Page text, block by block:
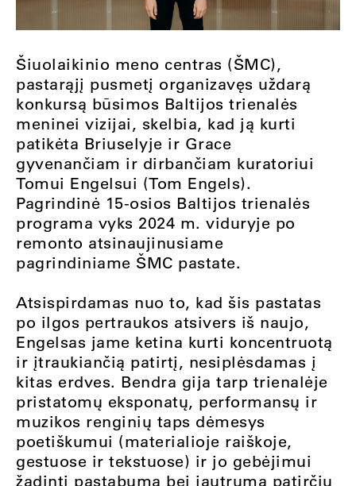
Šiuolaikinio meno centras (ŠMC),
pastarąjį pusmetį organizavęs uždarą
konkursą būsimos Baltijos trienalės
meninei vizijai, skelbia, kad ją kurti
patikėta Briuselyje ir Grace
gyvenančiam ir dirbančiam kuratoriui
Tomui Engelsui (Tom Engels).
Pagrindinė 15-osios Baltijos trienalės
programa vyks 2024 m. viduryje po
remonto atsinaujinusiame
pagrindiniame ŠMC pastate.
Atsispirdamas nuo to, kad šis pastatas
po ilgos pertraukos atsivers iš naujo,
Engelsas jame ketina kurti koncentruotą
ir įtraukiančią patirtį, nesiplėsdamas į
kitas erdves. Bendra gija tarp trienalėje
pristatomų eksponatų, performansų ir
muzikos renginių taps dėmesys
poetiškumui (materialioje raiškoje,
gestuose ir tekstuose) ir jo gebėjimui
žadinti pastabumą bei jautrumą patirčių